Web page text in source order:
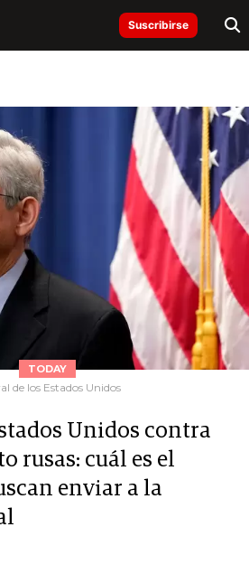
Suscribirse
TODAY
de los Estados Unidos
Unidos contra
rusas: cuál es el
enviar a la